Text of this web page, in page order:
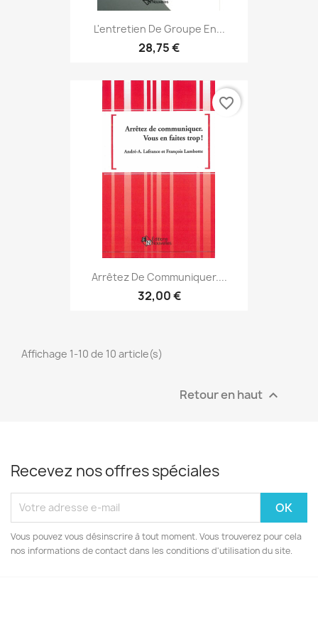
L'entretien De Groupe En...
28,75 €
Arrêtez De Communiquer....
32,00 €
favorite_border
Affichage 1-10 de 10 article(s)
Retour en haut 
Recevez nos offres spéciales
Vous pouvez vous désinscrire à tout moment. Vous trouverez pour cela
nos informations de contact dans les conditions d'utilisation du site.